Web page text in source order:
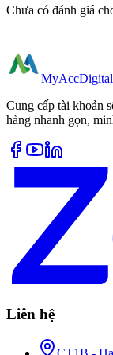
Chưa có đánh giá
MyAcc
Cung cấp tài khoản
hàng nhanh gọn,
Liên hệ